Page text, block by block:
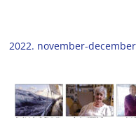
2022. november-